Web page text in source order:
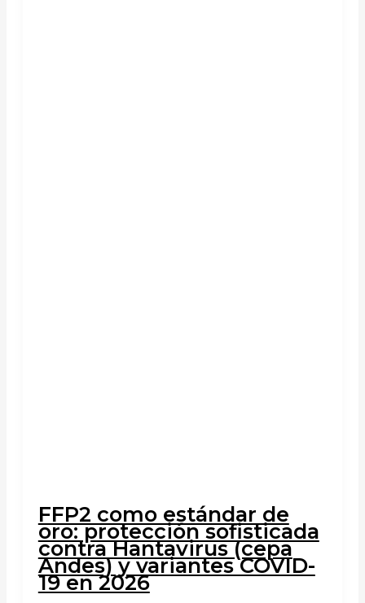
FFP2 como estándar de
oro: protección sofisticada
contra Hantavirus (cepa
Andes) y variantes COVID-
19 en 2026